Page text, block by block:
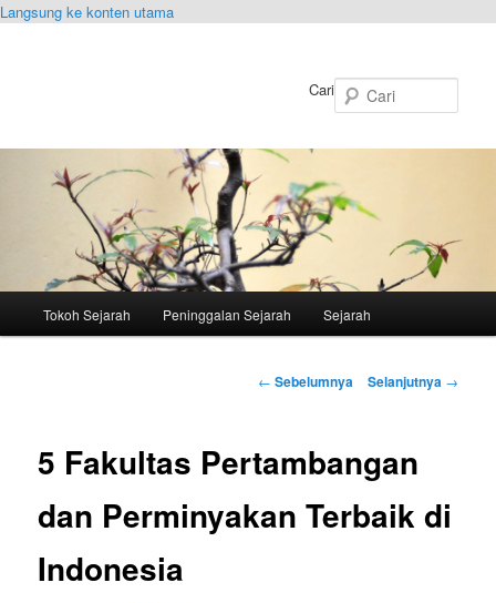
Langsung ke konten utama
Cari
Tokoh Sejarah Peninggalan Sejarah Sejarah
Navigasi
← Sebelumnya Selanjutnya →
5 Fakultas Pertambangan
dan Perminyakan Terbaik di
Indonesia